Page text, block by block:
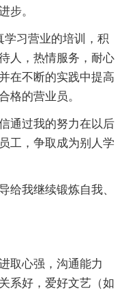
步。
习营业的培训，积
人，热情服务，耐心
在不断的实践中提高
格的营业员。
通过我的努力在以后
工，争取成为别人学
给我继续锻炼自我、
取心强，沟通能力
系好，爱好文艺（如